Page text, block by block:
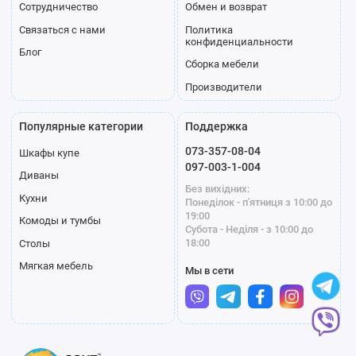
П-07
Сотрудничество
Связаться с нами
Блог
Обмен и возврат
Политика
конфиденциальности
Сборка мебели
Производители
Популярные категории
Шкафы купе
Диваны
Кухни
Комоды и тумбы
Столы
Мягкая мебель
Поддержка
073-357-08-04
097-003-1-004
Без вихідних:
Понеділок - п'ятниця з 10:00 до
19:00
Субота - Неділя - з 10:00 до
18:00
Мы в сети